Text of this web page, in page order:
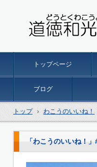
トップページ
ブログ
トップ › わこうのいいね！
「わこうのいいね！